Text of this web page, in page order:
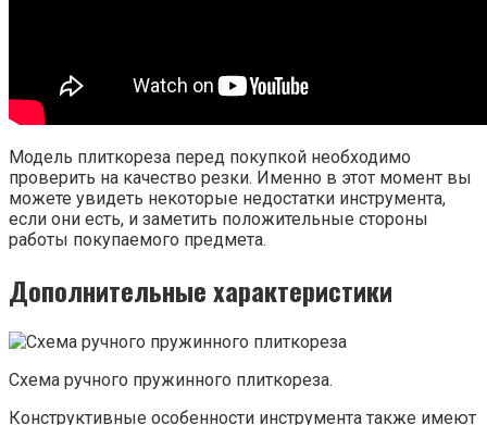
Модель плиткореза перед покупкой необходимо
проверить на качество резки. Именно в этот момент вы
можете увидеть некоторые недостатки инструмента,
если они есть, и заметить положительные стороны
работы покупаемого предмета.
Дополнительныехарактеристики
Схема ручного пружинного плиткореза.
Конструктивные особенности инструмента также имеют